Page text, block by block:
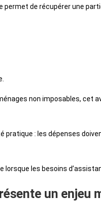
permet de récupérer une
non imposables, cet
pratique : les dépenses
les besoins
un enjeu